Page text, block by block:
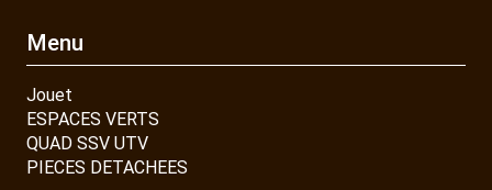
Menu
Jouet
ESPACES VERTS
QUAD SSV UTV
PIECES DETACHEES